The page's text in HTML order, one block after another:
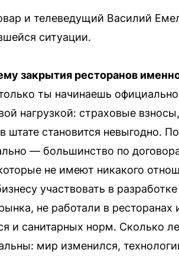
и телеведущий Василий
ситуации.
закрытия ресторанов
ты начинаешь
нагрузкой: страховые
штате становится невыгодно.
— большинство по
не имеют никакого
участвовать в
не работали в
и санитарных норм. Сколько
мир изменился,